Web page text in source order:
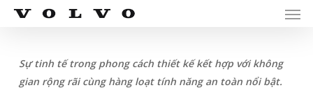
Skip
contentSự tinh tế trong phong cách thiết kế kết hợp với không
gian rộng rãi cùng hàng loạt tính năng an toàn nổi bật.
Menu